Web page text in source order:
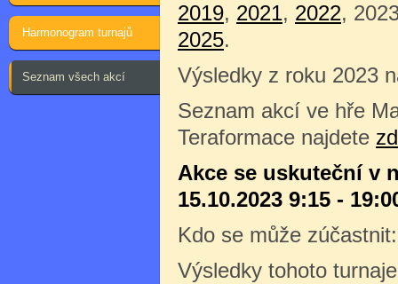
Harmonogram turnajů
Seznam všech akcí
2019, 2021, 2022,
2025.
Výsledky z roku 2023
Seznam akcí ve hře
Teraformace najdete
Akce se uskuteční v
15.10.2023 9:15 -
Kdo se může
Výsledky tohoto